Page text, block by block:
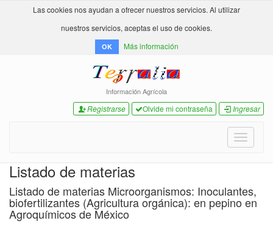
Las cookies nos ayudan a ofrecer nuestros servicios. Al utilizar
nuestros servicios, aceptas el uso de cookies.
OK Más información
Información Agrícola
Registrarse Olvide mi contraseña Ingresar
Toggle
Listado de materias
Listado de materias Microorganismos: Inoculantes,
biofertilizantes (Agricultura orgánica): en pepino en
Agroquímicos de México